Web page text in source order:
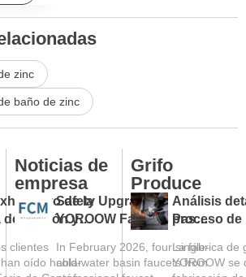
zinc
baño de zinc
de la
de Cantón y
oído hablar
Noticias de
empresa
Safety Upgraded:
YOROOW Faucets Pass
In February 2026, four single-
cold-water basin faucets from
Grifo
Produce
Análisis
proceso
La fábrica de
YOROOW se